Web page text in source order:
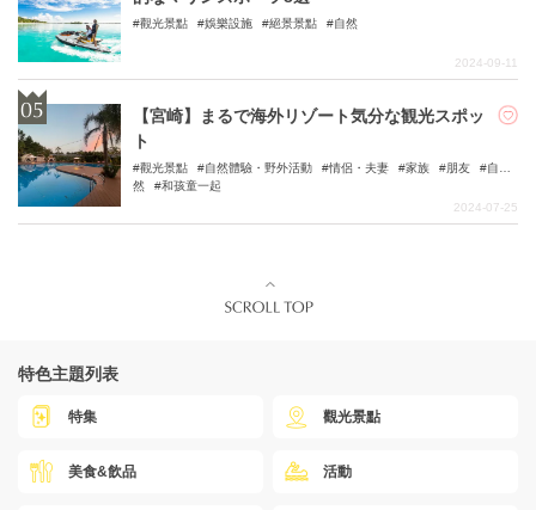
觀光景點 娛樂設施 絕景景點 自然
2024-09-11
【宮崎】まるで海外リゾート気分な観光スポッ
ト
觀光景點 自然體驗・野外活動 情侶・夫妻 家族 朋友
自
然
和孩童一起
2024-07-25
特色主題列表
特集 觀光景點
美食&飲品 活動